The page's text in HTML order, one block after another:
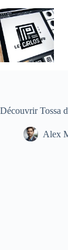
au
contenu
Découvrir Tossa
Alex